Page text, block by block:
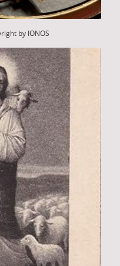
by IONOS